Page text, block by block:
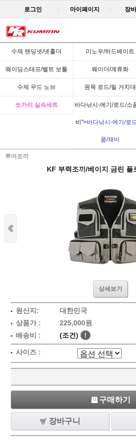
로그인 마이페이지 장
수제 랜딩넷/넷홀더 미노우/하드베이트
웨이딩스태프/벨트 보틀 웨이더/계류화
수제 우드 노브 원목 로드/릴 거치대
쏘가리 실속세트 바다낚시-에기/로드/소
비">바다낚시-에기/로
품/채비
루어조끼
KF 부력조끼/베이지 금린 플
상세보기
원산지:
대한민국
상품가 :
225,000원
배송비 :
(조건) !
사이즈 :
구매하기
장바구니